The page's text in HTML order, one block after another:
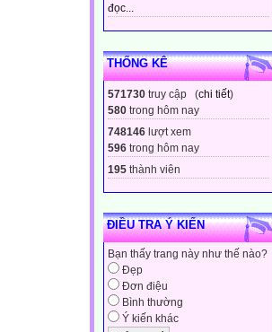
đọc...
THỐNG KÊ
571730 truy cập (chi tiết)
580 trong hôm nay
748146 lượt xem
596 trong hôm nay
195 thành viên
ĐIỀU TRA Ý KIẾN
Bạn thấy trang này như thế nào?
Đẹp
Đơn điệu
Bình thường
Ý kiến khác